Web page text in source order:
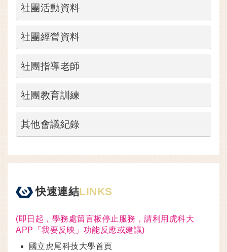
社團活動資料
社團經營資料
社團指導老師
社團教育訓練
其他會議紀錄
快速連結LINKS
(即日起，學務處留言板停止服務，請利用虎科大
APP「我要反映」功能反應或建議)
國立虎尾科技大學首頁